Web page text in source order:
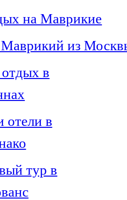
на Маврикие
из
в
отели в
тур в